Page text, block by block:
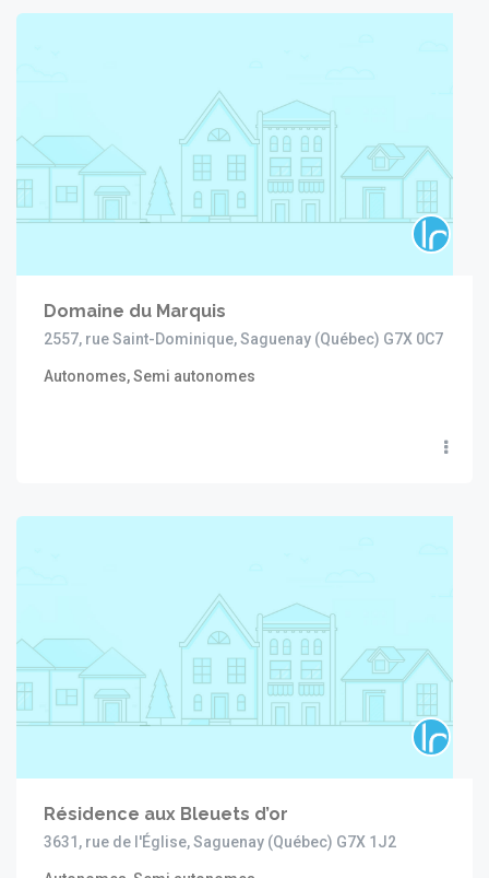
Domaine du Marquis
2557, rue Saint-Dominique, Saguenay (Québec) G7X 0C7
Autonomes, Semi autonomes
Résidence aux Bleuets d’or
3631, rue de l'Église, Saguenay (Québec) G7X 1J2